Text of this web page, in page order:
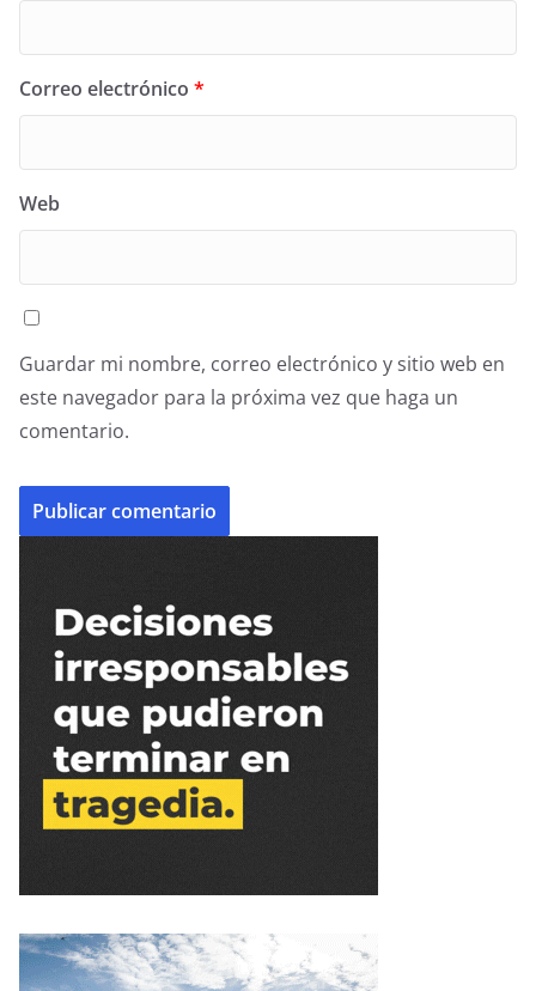
Correo electrónico *
Web
Guardar mi nombre, correo electrónico y sitio web en
este navegador para la próxima vez que haga un
comentario.